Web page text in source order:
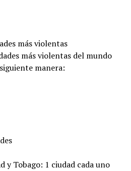
más violentas
más violentas del mundo
manera:
y Tobago: 1 ciudad cada uno